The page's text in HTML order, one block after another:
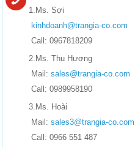
1.Ms. Sợi
kinhdoanh@trangia-co.com
Call: 0967818209
2.Ms. Thu Hương
Mail: sales@trangia-co.com
Call: 0989958190
3.Ms. Hoài
Mail: sales3@trangia-co.com
Call: 0966 551 487